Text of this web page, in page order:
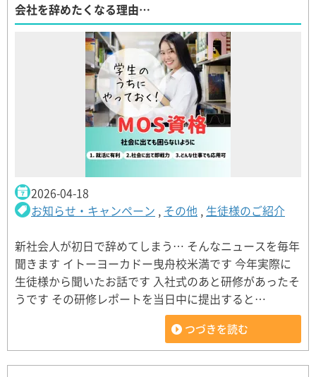
会社を辞めたくなる理由…
2026-04-18
お知らせ・キャンペーン , その他 , 生徒様のご紹介
新社会人が初日で辞めてしまう… そんなニュースを毎年
聞きます イトーヨーカドー曳舟校米満です 今年実際に
生徒様から聞いたお話です 入社式のあと研修があったそ
うです その研修レポートを当日中に提出すると…
つづきを読む